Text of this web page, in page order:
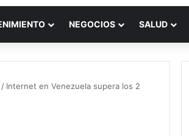
NEGOCIOS SALUD
/ Internet en Venezuela supera los 2